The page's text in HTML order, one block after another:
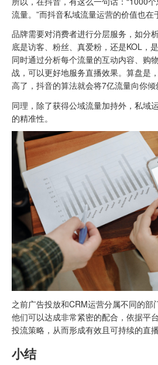
流量。”而抖音私域流量运营的价值也在
品牌需要对消费者进行分层服务，如分
底是访客、粉丝、真爱粉，还是KOL，
同时通过分析每个流量的互动内容、购
战，可以更好地服务直播效果。算盘是
高了，抖音的算法就会将7亿流量向你
同理，除了获得公域流量加持外，私域
的精准性。
之前广告投放和CRM运营分属不同的部
他们可以达成非常紧密的配合，依据平
投流策略，从而形成有效且可持续的直播
小结